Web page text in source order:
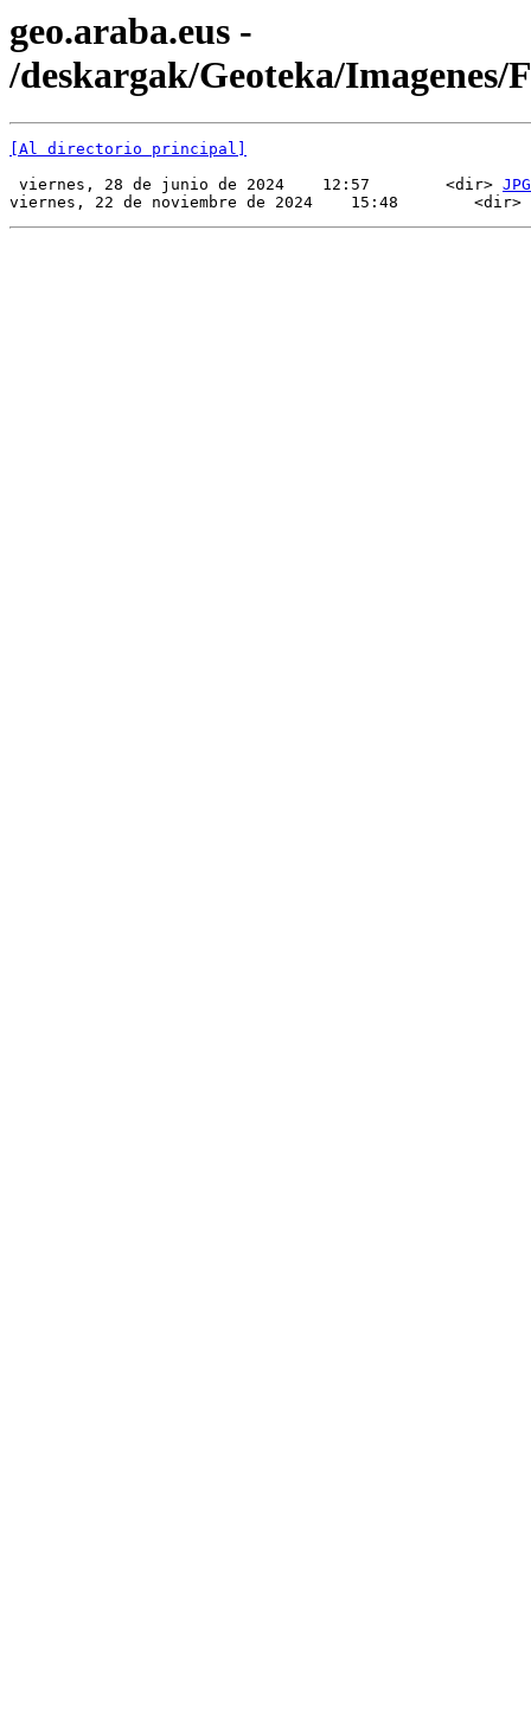
geo.araba.eus -
/deskargak/Geoteka/Imagenes/
[Al directorio principal]
viernes, 28 de junio de 2024    12:57        <dir> JPG
viernes, 22 de noviembre de 2024    15:48        <dir>